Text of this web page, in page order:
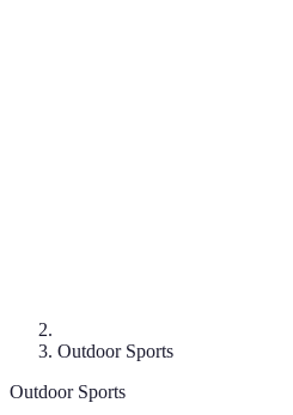
Outdoor Sports
Outdoor Sports